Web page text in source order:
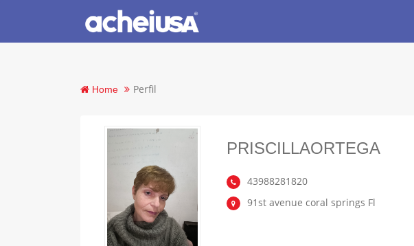
Home Perfil
PRISCILLAORTEGA
43988281820
91st avenue coral springs Fl